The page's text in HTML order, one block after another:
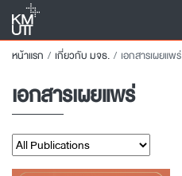
หน้าแรก เกี่ยวกับ มจธ. เอกสารเผยแพร่
เอกสารเผยแพร่